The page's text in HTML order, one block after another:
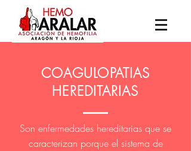
COAGULOPATIAS
HEREDITARIAS
Son enfermedades hereditarias que se
caracterizan porque el sistema de